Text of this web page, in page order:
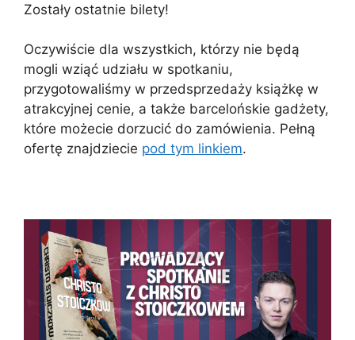
Zostały ostatnie bilety!
Oczywiście dla wszystkich, którzy nie będą
mogli wziąć udziału w spotkaniu,
przygotowaliśmy w przedsprzedaży książkę w
atrakcyjnej cenie, a także barcelońskie gadżety,
które możecie dorzucić do zamówienia. Pełną
ofertę znajdziecie pod tym linkiem.